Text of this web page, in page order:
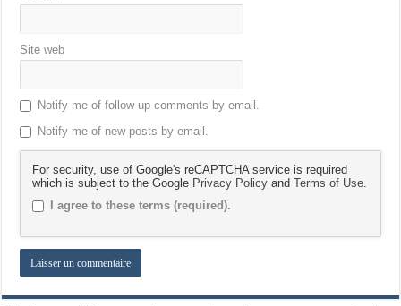
Site web
Notify me of follow-up comments by email.
Notify me of new posts by email.
For security, use of Google's reCAPTCHA service is required
which is subject to the Google Privacy Policy andTerms of Use
I agree to these terms (required).